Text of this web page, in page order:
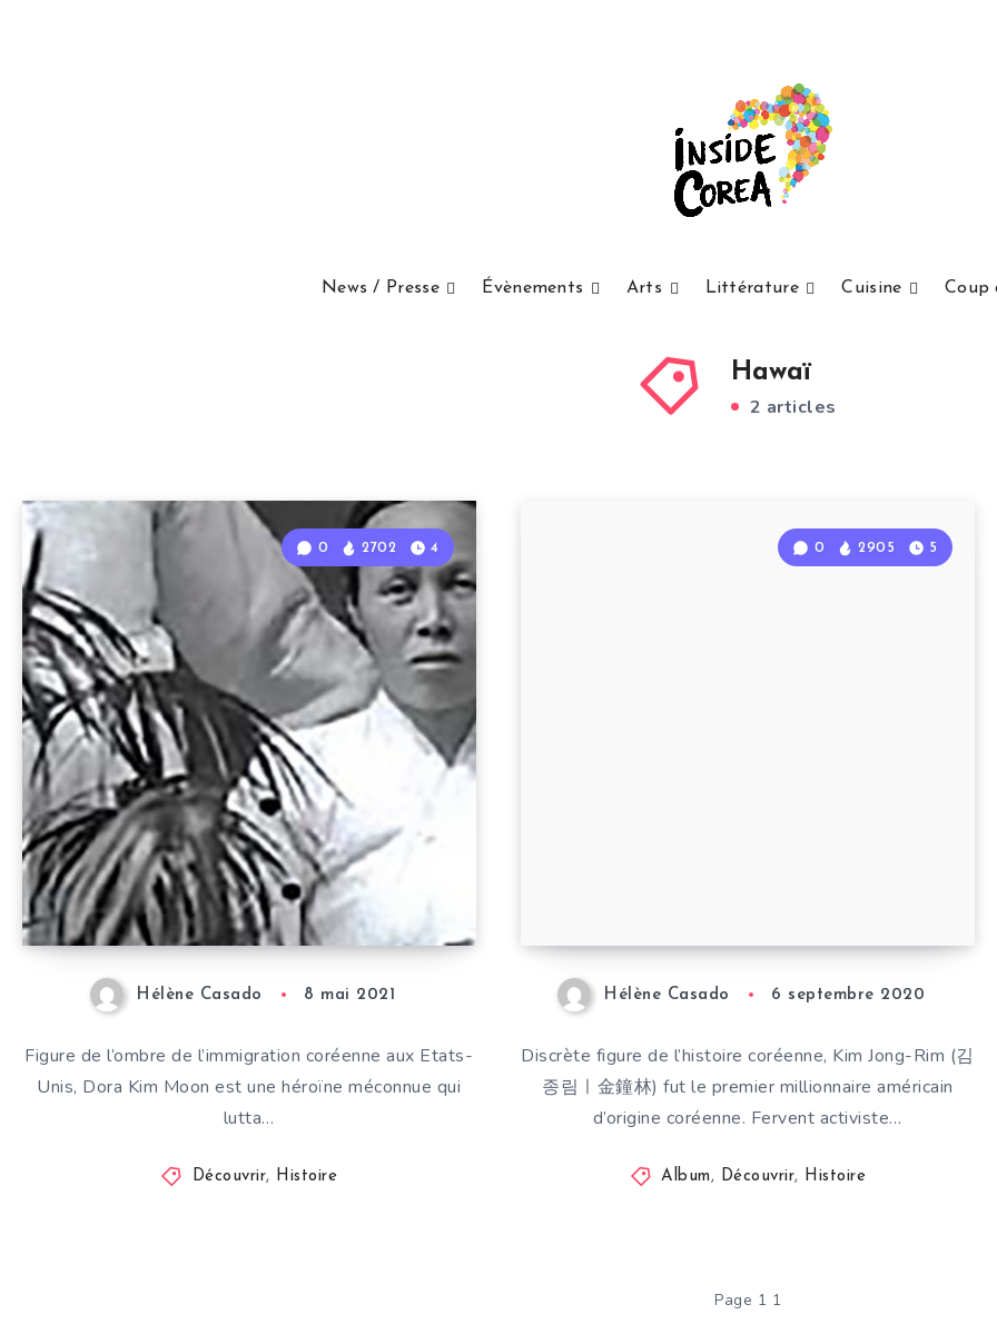
News / Presse Évènements Arts Littérature Cuisine Coup
Hawaï
2 articles
0 2702 4
Hélène Casado 8 mai 2021
Figure de l’ombre de l’immigration coréenne aux Etats-
Unis, Dora Kim Moon est une héroïne méconnue qui
lutta…
Découvrir, Histoire
0 2905 5
Hélène Casado 6 septembre 2020
Discrète figure de l’histoire coréenne, Kim Jong-Rim (김
종림ㅣ金鐘林) fut le premier millionnaire américain
d’origine coréenne. Fervent activiste…
Album, Découvrir, Histoire
Page 1 1